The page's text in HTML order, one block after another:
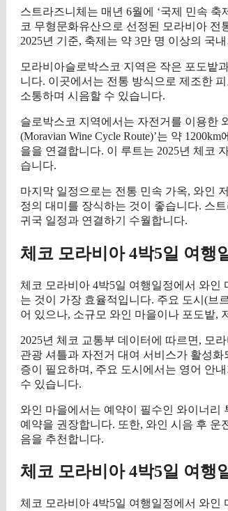
스트라즈니체는 매년 6월에 ‘국제 민속 축
코 무형문화유산으로 선정된 모라비아 전
2025년 기준, 축제는 약 3만 명 이상의 국
모라비아슬로박스코 지역은 작은 포도밭
니다. 이곳에서는 전통 방식으로 제조한
소통하며 시음할 수 있습니다.
슬로박스코 지역에서는 자전거를 이용한
(Moravian Wine Cycle Route)’는 약
을을 연결합니다. 이 루트는 2025년 체코
습니다.
마지막 일정으로는 전통 민속 가옥, 와인
정의 대미를 장식하는 것이 좋습니다. 스
귀국 일정과 연결하기 수월합니다.
체코 모라비아 4박5일 여행
체코 모라비아 4박5일 여행일정에서 와
는 것이 가장 효율적입니다. 주요 도시(브
어 있으나, 소규모 와인 마을이나 포도밭,
2025년 체코 교통부 데이터에 따르면, 모
관광 셔틀과 자전거 대여 서비스가 활성
증이 필요하며, 주요 도시에서는 영어 안
수 있습니다.
와인 마을에서는 예약이 필수인 와이너리
예약을 권장합니다. 또한, 와인 시음 후 운
음을 추천합니다.
체코 모라비아 4박5일 여행
체코 모라비아 4박5일 여행일정에서 와인